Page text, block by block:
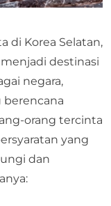
di Korea Selatan,
destinasi
negara,
berencana
orang tercinta
yang
dan